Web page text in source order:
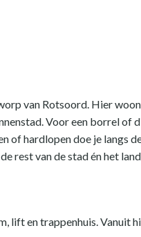
van Rotsoord. Hier
Voor een borrel of
of hardlopen doe je langs
rest van de stad én het
lift en trappenhuis. Vanuit